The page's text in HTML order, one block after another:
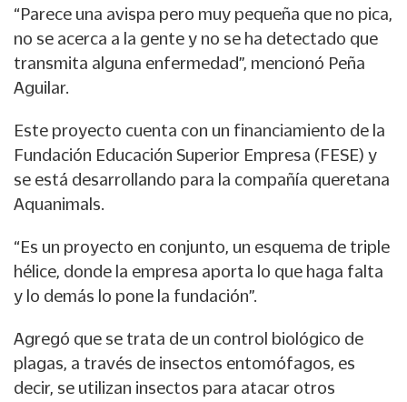
“Parece una avispa pero muy pequeña que no pica,
no se acerca a la gente y no se ha detectado que
transmita alguna enfermedad”, mencionó Peña
Aguilar.
Este proyecto cuenta con un financiamiento de la
Fundación Educación Superior Empresa (FESE) y
se está desarrollando para la compañía queretana
Aquanimals.
“Es un proyecto en conjunto, un esquema de triple
hélice, donde la empresa aporta lo que haga falta
y lo demás lo pone la fundación”.
Agregó que se trata de un control biológico de
plagas, a través de insectos entomófagos, es
decir, se utilizan insectos para atacar otros